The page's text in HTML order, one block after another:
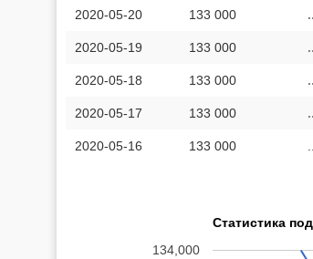
2020-05-20 133 000
2020-05-19 133 000
2020-05-18 133 000
2020-05-17 133 000
2020-05-16 133 000
Статистика
134,000